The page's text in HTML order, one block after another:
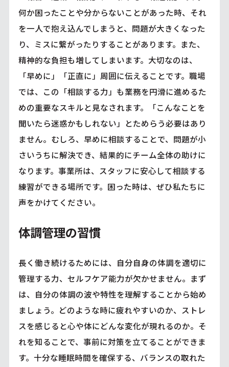
何か困ったことや分からないことがあった時、それ
を一人で抱え込んでしまうと、問題が大きくなった
り、ミスに繋がったりすることがあります。また、
精神的な負担も増してしまいます。大切なのは、
「早めに」「正直に」周囲に伝えることです。職場
では、この「相談する力」も業務を円滑に進めるた
めの重要なスキルと見なされます。「こんなことを
聞いたら迷惑かもしれない」とためらう必要はあり
ません。むしろ、早めに相談することで、問題が小
さいうちに解決でき、結果的にチーム全体の助けに
なります。事業所は、スタッフに安心して相談する
練習ができる場所です。困った時は、ぜひ私たちに
声をかけてください。
体調管理の習慣
長く働き続けるためには、自分自身の体調を適切に
管理する力、セルフケア能力が欠かせません。まず
は、自分の体調の波や特性を理解することから始め
ましょう。どのような時に疲れやすいのか、ストレ
スを感じると心や体にどんな変化が現れるのか。そ
れを知ることで、事前に対策を立てることができま
す。十分な睡眠時間を確保する、バランスの取れた